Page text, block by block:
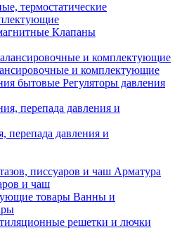
термостатические
Клапаны
и комплектующие
Регуляторы давления
перепада давления и
Арматура
и чаш
Ванны и